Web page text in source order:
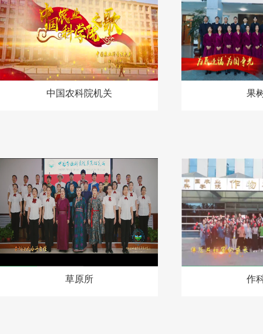
中国农科院机关 果
草原所 作